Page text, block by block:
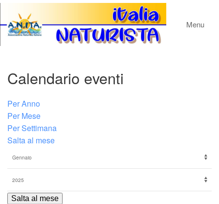
Menu
Calendario eventi
Per Anno
Per Mese
Per Settimana
Salta al mese
Salta al mese